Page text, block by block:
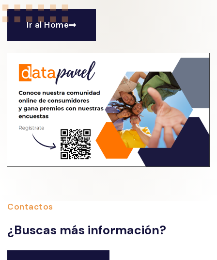
Ir al Home
Contactos
¿Buscas más información?